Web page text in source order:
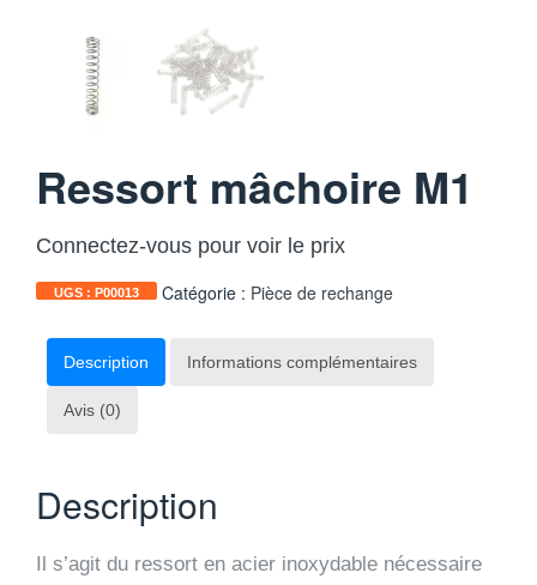
Ressort mâchoire M1
Connectez-vous pour voir le prix
UGS : P00013 Catégorie : Pièce de rechange
Description Informations complémentaires
Avis (0)
Description
Il s’agit du ressort en acier inoxydable nécessaire